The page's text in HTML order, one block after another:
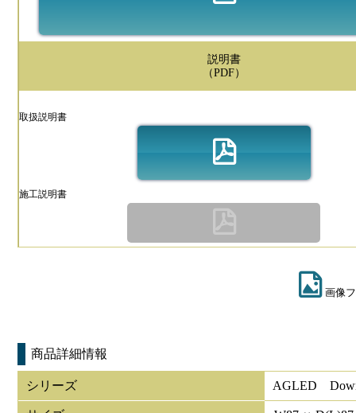
説明書
（PDF）
取扱説明書
施工説明書
画像
商品詳細情報
シリーズ AGLED